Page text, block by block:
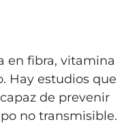
en fibra, vitamina
Hay estudios que
de prevenir
no transmisible.